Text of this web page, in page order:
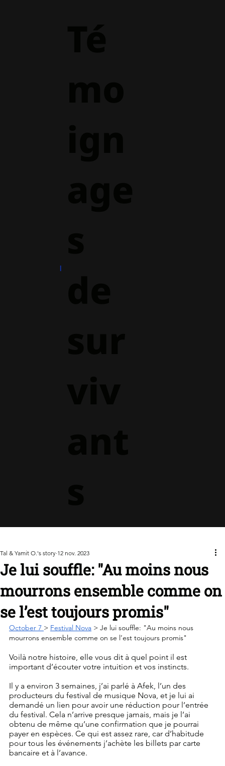
Je lui souffle: "Au moins nous
mourrons ensemble comme on
se l’est toujours promis"
Tal & Yamit O.'s story 12 nov. 2023
October 7 > Festival Nova > Je lui souffle: "Au moins nous
mourrons ensemble comme on se l’est toujours promis"
Voilà notre histoire, elle vous dit à quel point il est
important d’écouter votre intuition et vos instincts.
Il y a environ 3 semaines, j’ai parlé à Afek, l’un des
producteurs du festival de musique Nova, et je lui ai
demandé un lien pour avoir une réduction pour l’entrée
du festival. Cela n’arrive presque jamais, mais je l’ai
obtenu de même qu’une confirmation que je pourrai
payer en espèces. Ce qui est assez rare, car d’habitude
pour tous les événements j’achète les billets par carte
bancaire et à l’avance.